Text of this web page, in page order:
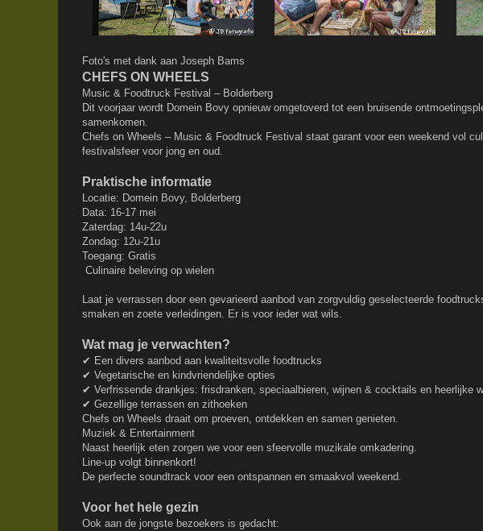
Foto's met dank aan Joseph Bams
CHEFS ON WHEELS
Music & Foodtruck Festival – Bolderberg
Dit voorjaar wordt Domein Bovy opnieuw omgetoverd tot een bruisende
samenkomen.
Chefs on Wheels – Music & Foodtruck Festival staat garant voor een weekend vol
festivalsfeer voor jong en oud.
Praktische informatie
Locatie: Domein Bovy, Bolderberg
Data: 16-17 mei
Zaterdag: 14u-22u
Zondag: 12u-21u
Toegang: Gratis
Culinaire beleving op wielen
Laat je verrassen door een gevarieerd aanbod van zorgvuldig geselecteerde
smaken en zoete verleidingen. Er is voor ieder wat wils.
Wat mag je verwachten?
✔ Een divers aanbod aan kwaliteitsvolle foodtrucks
✔ Vegetarische en kindvriendelijke opties
✔ Verfrissende drankjes: frisdranken, speciaalbieren, wijnen & cocktails en heerlijke
✔ Gezellige terrassen en zithoeken
Chefs on Wheels draait om proeven, ontdekken en samen genieten.
Muziek & Entertainment
Naast heerlijk eten zorgen we voor een sfeervolle muzikale omkadering.
Line-up volgt binnenkort!
De perfecte soundtrack voor een ontspannen en smaakvol weekend.
Voor het hele gezin
Ook aan de jongste bezoekers is gedacht: